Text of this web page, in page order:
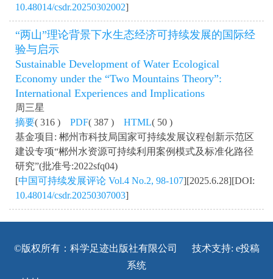
10.48014/csdr.20250302002]
“两山”理论背景下水生态经济可持续发展的国际经
验与启示
Sustainable Development of Water Ecological
Economy under the “Two Mountains Theory”:
International Experiences and Implications
周三星
摘要( 316 ) PDF( 387 ) HTML( 50 )
基金项目: 郴州市科技局国家可持续发展议程创新示范区
建设专项“郴州水资源可持续利用案例模式及标准化路径
研究”(批准号:2022sfq04)
[中国可持续发展评论 Vol.4 No.2, 98-107][2025.6.28][DOI:
10.48014/csdr.20250307003]
©版权所有：科学足迹出版社有限公司 技术支持: e投稿
系统